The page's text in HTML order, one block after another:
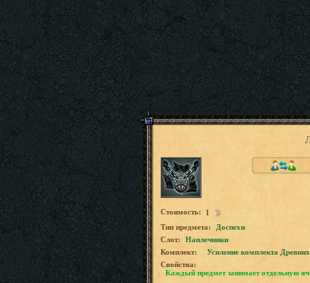
Стоимость:
1
Tип предмета:
Доспехи
Слот:
Наплечники
Комплект:
Усиление комплекта Древних
Свойства:
Каждый предмет занимает отдельную